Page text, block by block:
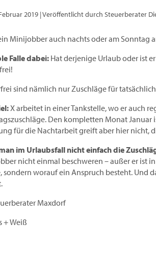
2019| Veröffentlicht durch Steuerberater
Minijobber auch nachts oder am Sonntag
Falle dabei: Hat derjenige Urlaub oder ist
sind nämlich nur Zuschläge für
X arbeitet in einer Tankstelle, wo er auch
Den kompletten Monat Januar
für die Nachtarbeit greift aber hier nicht,
im Urlaubsfall nicht einfach die
nicht einmal beschweren – außer er ist
sondern worauf ein Anspruch besteht. Und
Maxdorf
+ Weiß